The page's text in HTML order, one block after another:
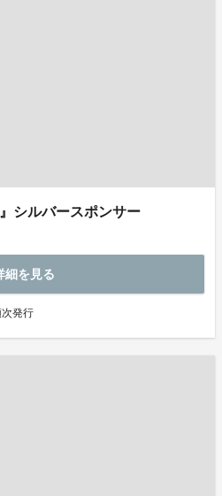
シルバースポンサー
細を見る
発行